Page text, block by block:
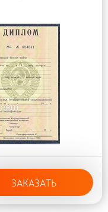
ЗАКАЗАТЬ